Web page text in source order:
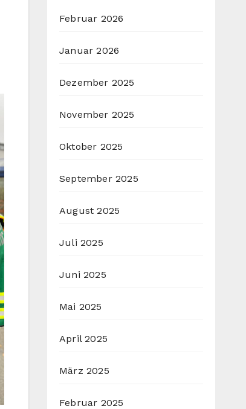
Februar 2026
Januar 2026
Dezember 2025
November 2025
Oktober 2025
September 2025
August 2025
Juli 2025
Juni 2025
Mai 2025
April 2025
März 2025
Februar 2025